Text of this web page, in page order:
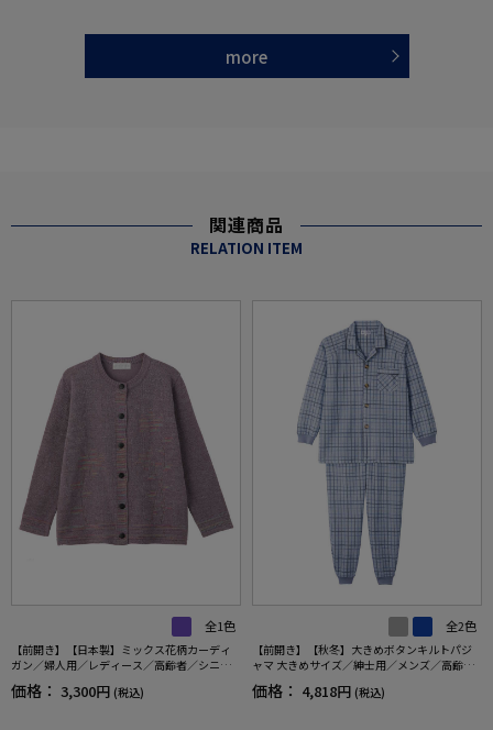
more
関連商品
RELATION ITEM
全1色
【前開き】【日本製】ミックス花柄カーディ
ガン／婦人用／レディース／高齢者／シニア
／名前記入欄付／大きめボタン／身幅ゆった
り／ギフト／プレゼント 【CF】
価格： 3,300円 (税込)
全2色
【前開き】【秋冬】大きめボタンキルトパジ
ャマ 大きめサイズ／紳士用／メンズ／高齢者
／シニア／動きやすいラグラン袖／ウエスト
調整ゴム／ギフト／プレゼント 【CF】
価格： 4,818円 (税込)